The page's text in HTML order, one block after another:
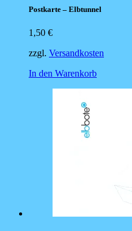
Postkarte – Elbtunnel
1,50 €
zzgl. Versandkosten
In den Warenkorb